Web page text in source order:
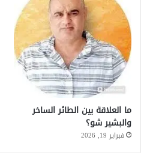
ما العلاقة بين الطائر الساخر
والبشير شو؟
فبراير 19, 2026